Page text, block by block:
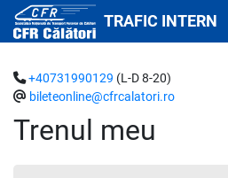
TRAFIC INTERN
Trenul meu
+40731990129 (L-D 8-20)
bileteonline@cfrcalatori.ro